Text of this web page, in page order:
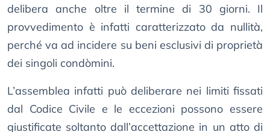
delibera anche oltre il termine di 30 giorni. Il
provvedimento è infatti caratterizzato da nullità,
perché va ad incidere su beni esclusivi di proprietà
dei singoli condòmini.
L’assemblea infatti può deliberare nei limiti fissati
dal Codice Civile e le eccezioni possono essere
giustificate soltanto dall’accettazione in un atto di